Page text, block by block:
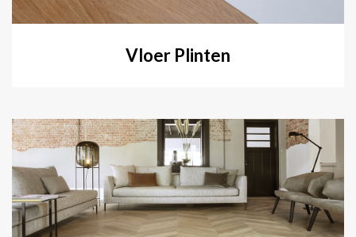
Vloer Plinten